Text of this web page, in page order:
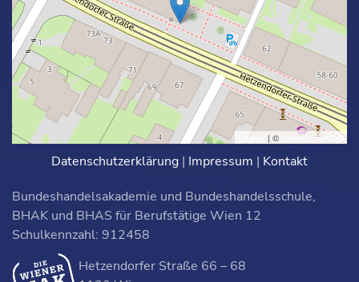
Leaflet | © OpenStreetMap
Datenschutzerklärung | Impressum | Kontakt
Bundeshandelsakademie und Bundeshandelsschule,
BHAK und BHAS für Berufstätige Wien 12
Schulkennzahl: 912458
Hetzendorfer Straße 66 – 68